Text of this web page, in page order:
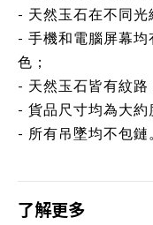
- 天然玉石在不同光
- 手機和電腦屏幕
色；
- 天然玉石皆有紋路
- 貨品尺寸均為大約
- 所有吊墜均不包鏈
了解更多